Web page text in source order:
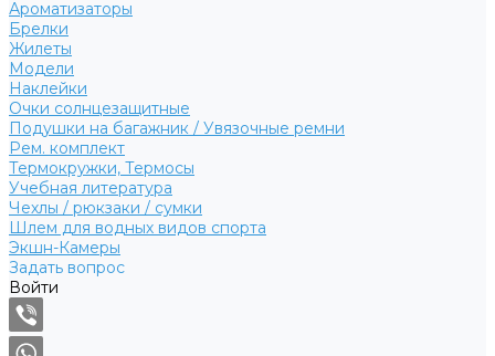
Ароматизаторы
Брелки
Жилеты
Модели
Наклейки
Очки солнцезащитные
Подушки на багажник / Увязочные ремни
Рем. комплект
Термокружки, Термосы
Учебная литература
Чехлы / рюкзаки / сумки
Шлем для водных видов спорта
Экшн-Камеры
Задать вопрос
Войти